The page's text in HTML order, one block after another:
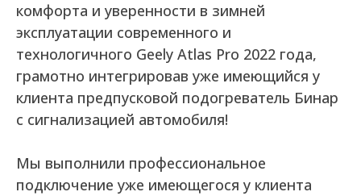
комфорта и уверенности в зимней
эксплуатации современного и
технологичного Geely Atlas Pro 2022 года,
грамотно интегрировав уже имеющийся у
клиента предпусковой подогреватель Бинар
с сигнализацией автомобиля!
Мы выполнили профессиональное
подключение уже имеющегося у клиента